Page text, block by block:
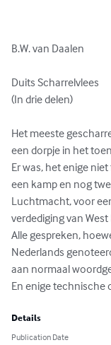
B.W. van Daalen
Duits Scharrelvlees
(In drie delen)
Het meeste
een dorpje in het
Er was, het enige
een kamp en nog
Luchtmacht, voor
verdediging van West
Alle gespreken,
Nederlands
aan normaal
En enige technische
Details
Publication Date